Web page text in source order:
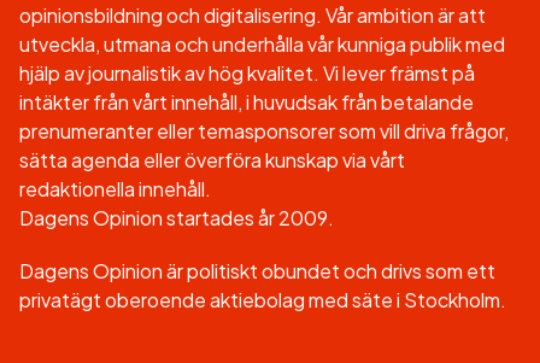
opinionsbildning och digitalisering. Vår ambition är att
utveckla, utmana och underhålla vår kunniga publik med
hjälp av journalistik av hög kvalitet. Vi lever främst på
intäkter från vårt innehåll, i huvudsak från betalande
prenumeranter eller temasponsorer som vill driva frågor,
sätta agenda eller överföra kunskap via vårt
redaktionella innehåll.
Dagens Opinion startades år 2009.
Dagens Opinion är politiskt obundet och drivs som ett
privatägt oberoende aktiebolag med säte i Stockholm.